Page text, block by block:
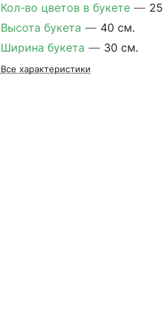
Кол-во цветов в букете — 25
Высота букета — 40 см.
Ширина букета — 30 см.
Все характеристики